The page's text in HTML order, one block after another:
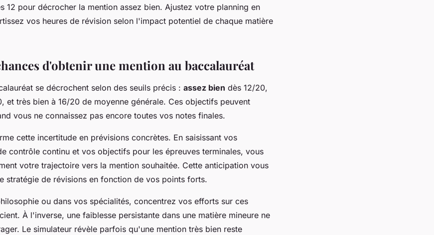
12 pour décrocher la mention assez bien. Ajustez votre planning en
vos heures de révision selon l'impact potentiel de chaque matière
d'obtenir une mention au baccalauréat
se décrochent selon des seuils précis : assez bien dès 12/20,
et très bien à 16/20 de moyenne générale. Ces objectifs peuvent
vous ne connaissez pas encore toutes vos notes finales.
cette incertitude en prévisions concrètes. En saisissant vos
contrôle continu et vos objectifs pour les épreuves terminales, vous
votre trajectoire vers la mention souhaitée. Cette anticipation vous
stratégie de révisions en fonction de vos points forts.
ou dans vos spécialités, concentrez vos efforts sur ces
À l'inverse, une faiblesse persistante dans une matière mineure ne
Le simulateur révèle parfois qu'une mention très bien reste